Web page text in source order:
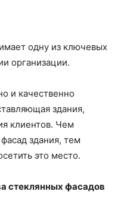
одну из ключевых
организации.
и качественно
здания,
клиентов. Чем
здания, тем
это место.
стеклянных фасадов